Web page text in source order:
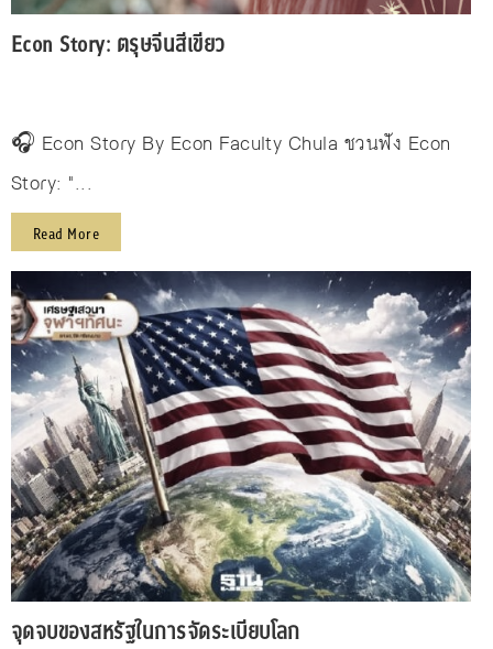
Econ Story: ตรุษจีนสีเขียว
🎧 Econ Story By Econ Faculty Chula ชวนฟัง Econ
Story: "...
Read More
จุดจบของสหรัฐในการจัดระเบียบโลก